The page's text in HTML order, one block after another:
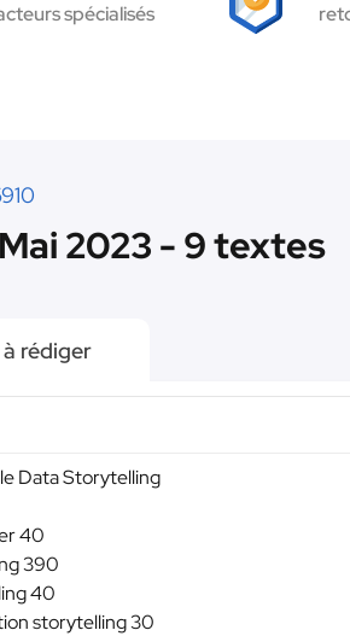
spécialisés
2023 - 9 textes
rédiger
Data Storytelling
40
390
40
storytelling 30